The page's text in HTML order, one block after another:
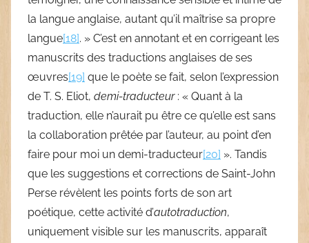
la langue anglaise, autant qu’il maîtrise sa propre
langue[18]. » C’est en annotant et en corrigeant les
manuscrits des traductions anglaises de ses
œuvres[19] que le poète se fait, selon l’expression
de T. S. Eliot, demi-traducteur: « Quant à la
traduction, elle n’aurait pu être ce qu’elle est sans
la collaboration prêtée par l’auteur, au point d’en
faire pour moi un demi-traducteur[20] ». Tandis
que les suggestions et corrections de Saint-John
Perse révèlent les points forts de son art
poétique, cette activité d’autotraduction,
uniquement visible sur les manuscrits, apparaît